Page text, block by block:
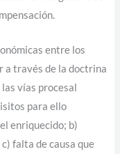
entre los
a través de la doctrina
vías procesal
para ello
enriquecido; b)
falta de causa que